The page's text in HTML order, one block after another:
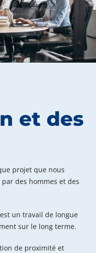
et des
projet que nous
des hommes et des
un travail de longue
sur le long terme.
de proximité et